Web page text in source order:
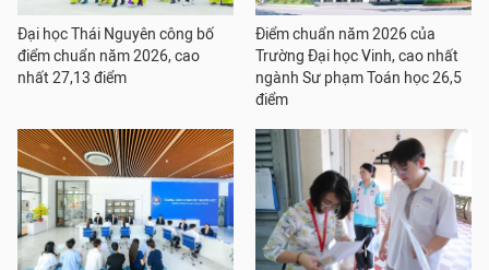
Đại học Thái Nguyên công bố
điểm chuẩn năm 2026, cao
nhất 27,13 điểm
Điểm chuẩn năm 2026 của
Trường Đại học Vinh, cao nhất
ngành Sư phạm Toán học 26,5
điểm